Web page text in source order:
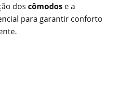
dos cômodos e a
para garantir conforto